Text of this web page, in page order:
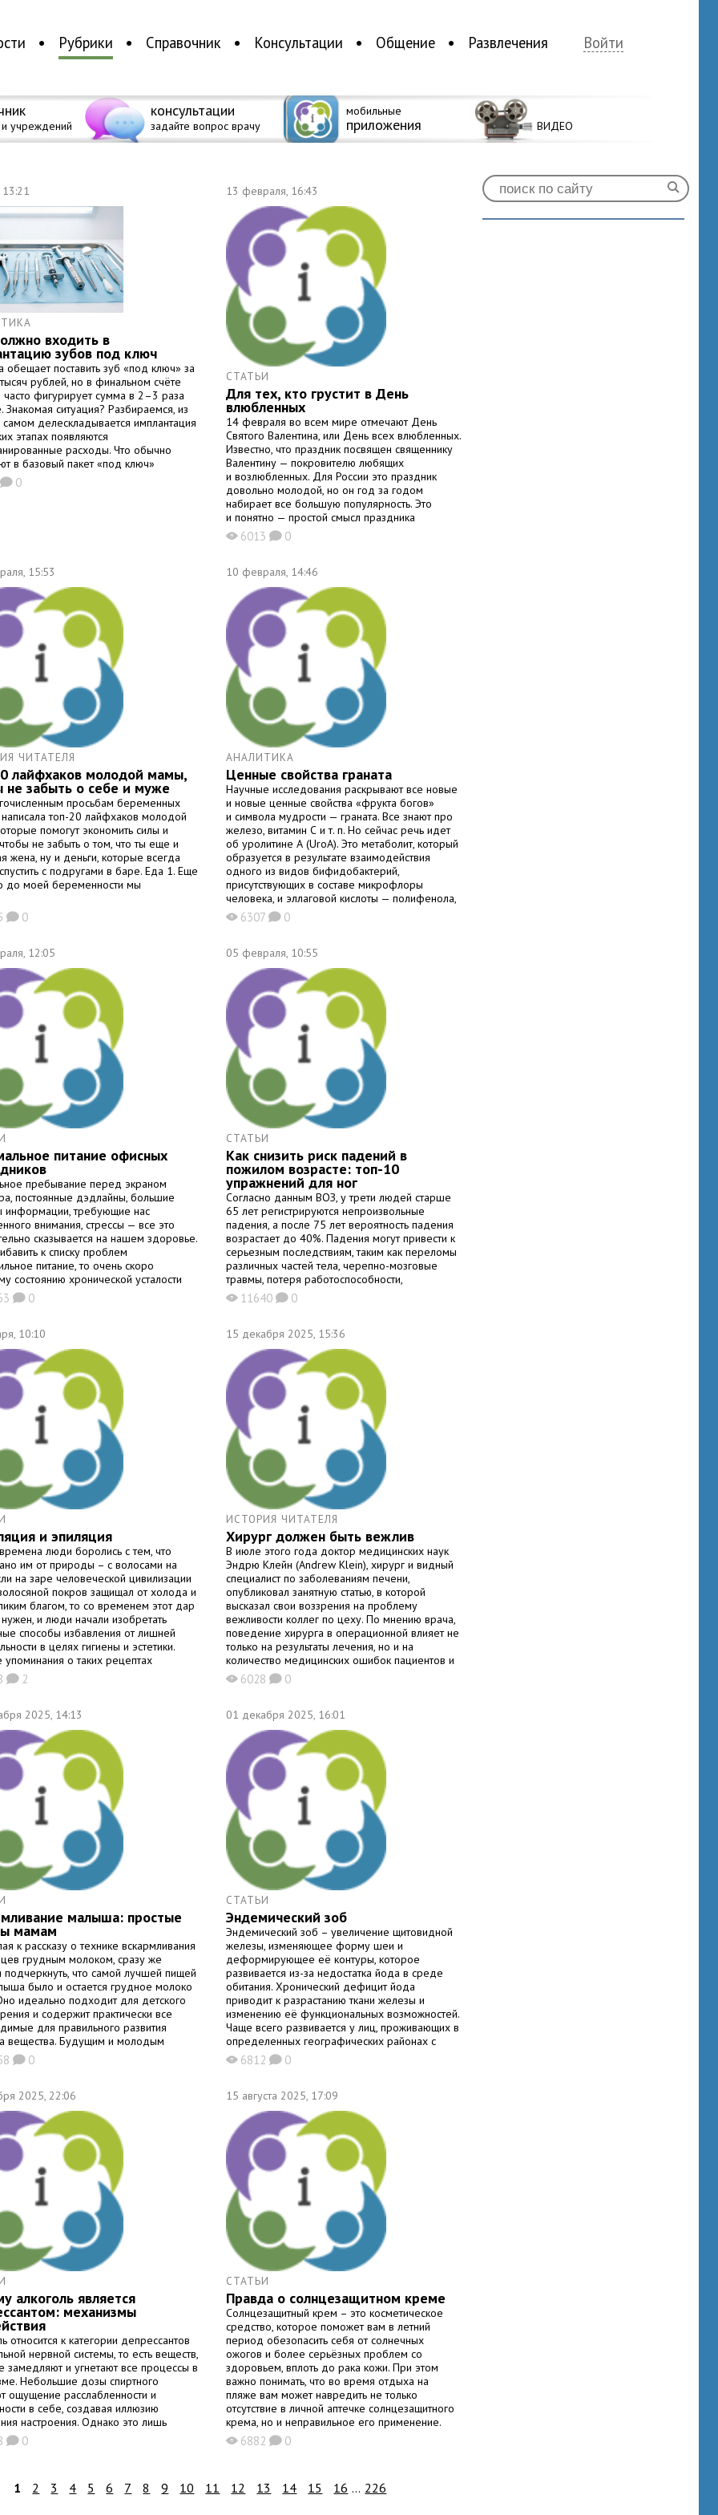
Рубрики Справочник Консультации Общение Развлечения Войти
и учреждений
консультации
задайте вопрос врачу
мобильные
приложения ВИДЕО
входить в
зубов под ключ
обещает поставить зуб «под ключ» за
рублей, но в финальном счёте
часто фигурирует сумма в 2–3 раза
Знакомая ситуация? Разбираемся, из
самом делескладывается имплантация
этапах появляются
расходы. Что обычно
в базовый пакет «под ключ»
предложение от стоматологий
K0
13 февраля, 16:43
СТАТЬИ
Для тех, кто грустит в День
влюбленных
14 февраля во всем мире отмечают День
Святого Валентина, или День всех влюбленных.
Известно, что праздник посвящен священнику
Валентину — покровителю любящих
и возлюбленных. Для России это праздник
довольно молодой, но он год за годом
набирает все большую популярность. Это
и понятно — простой смысл праздника
и приятные, позитивные символы не могут
не радовать. Особенно 14 февраля дорого
чувствовать себя любимой и получать
подтверждение этой любви. Чего мы ждем
в этот день и как представляем его
X6013 K0
15:53
ЧИТАТЕЛЯ
лайфхаков молодой мамы,
не забыть о себе и муже
просьбам беременных
топ-20 лайфхаков молодой
помогут экономить силы и
не забыть о том, что ты еще и
жена, ну и деньги, которые всегда
с подругами в баре. Еда 1. Еще
до моей беременности мы
K0
10 февраля, 14:46
АНАЛИТИКА
Ценные свойства граната
Научные исследования раскрывают все новые
и новые ценные свойства «фрукта богов»
и символа мудрости — граната. Все знают про
железо, витамин С и т. п. Но сейчас речь идет
об уролитине А (UroA). Это метаболит, который
образуется в результате взаимодействия
одного из видов бифидобактерий,
присутствующих в составе микрофлоры
человека, и эллаговой кислоты — полифенола,
которым богат гранат и некоторые другие
ягоды — черника, малина, клубника.
UAS03, он обладает таким же, если не более
мощным доказанным
X6307 K0
12:05
питание офисных
пребывание перед экраном
постоянные дэдлайны, большие
информации, требующие нас
внимания, стрессы — все это
сказывается на нашем здоровье.
к списку проблем
питание, то очень скоро
состоянию хронической усталости
и проблемы с пищеварением,
могут окончательно подорвать как
чтобы оставаться продуктивным
и при этом насыщать организм
веществами? Об этом расскажет
директор
K0
05 февраля, 10:55
СТАТЬИ
Как снизить риск падений в
пожилом возрасте: топ-10
упражнений для ног
Согласно данным ВОЗ, у трети людей старше
65 лет регистрируются непроизвольные
падения, а после 75 лет вероятность падения
возрастает до 40%. Падения могут привести к
серьезным последствиям, таким как переломы
различных частей тела, черепно-мозговые
травмы, потеря работоспособности,
значительное ограничение социальной
активности, и занимают пятое место среди
Неустойчивость может способствовать
развитию психоэмоциональных
X11640 K0
10:10
и эпиляция
люди боролись с тем, что
им от природы – с волосами на
на заре человеческой цивилизации
покров защищал от холода и
благом, то со временем этот дар
нужен, и люди начали изобретать
способы избавления от лишней
в целях гигиены и эстетики.
о таких рецептах
K2
15 декабря 2025, 15:36
ИСТОРИЯ ЧИТАТЕЛЯ
Хирург должен быть вежлив
В июле этого года доктор медицинских наук
Эндрю Клейн (Andrew Klein), хирург и видный
специалист по заболеваниям печени,
опубликовал занятную статью, в которой
высказал свои воззрения на проблему
вежливости коллег по цеху. По мнению врача,
поведение хирурга в операционной влияет не
только на результаты лечения, но и на
количество медицинских ошибок пациентов и
персонала, на общую удовлетворённость
больного и даже
X6028 K0
2025, 14:13
малыша: простые
мамам
к рассказу о технике вскармливания
грудным молоком, сразу же
подчеркнуть, что самой лучшей пищей
было и остается грудное молоко
идеально подходит для детского
и содержит практически все
для правильного развития
вещества. Будущим и молодым
об этом рассказывает кандидат
наук, врач-педиатр, неонатолог
K0
01 декабря 2025, 16:01
СТАТЬИ
Эндемический зоб
Эндемический зоб – увеличение щитовидной
железы, изменяющее форму шеи и
деформирующее её контуры, которое
развивается из-за недостатка йода в среде
обитания. Хронический дефицит йода
приводит к разрастанию ткани железы и
изменению её функциональных возможностей.
Чаще всего развивается у лиц, проживающих в
определенных географических районах с
недостаточностью вещества в окружающей
среде. В некоторых случаях страдают люди,
случае
X6812 K0
2025, 22:06
алкоголь является
механизмы
относится к категории депрессантов
нервной системы, то есть веществ,
замедляют и угнетают все процессы в
Небольшие дозы спиртного
ощущение расслабленности и
в себе, создавая иллюзию
настроения. Однако это лишь
эффект, за которым следует
реакция организма.
нейронов и торможении передачи
K0
15 августа 2025, 17:09
СТАТЬИ
Правда о солнцезащитном креме
Солнцезащитный крем – это косметическое
средство, которое поможет вам в летний
период обезопасить себя от солнечных
ожогов и более серьёзных проблем со
здоровьем, вплоть до рака кожи. При этом
важно понимать, что во время отдыха на
пляже вам может навредить не только
отсутствие в личной аптечке солнцезащитного
крема, но и неправильное его применение.
Применение солнцезащитного крема.
Эффективность солнцезащитных средств
X6882 K0
1 2 3 4 5 6 7 8 9 10 11 12 13 14 15 16 ... 226